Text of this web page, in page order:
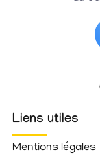
Liens utiles
Mentions légales